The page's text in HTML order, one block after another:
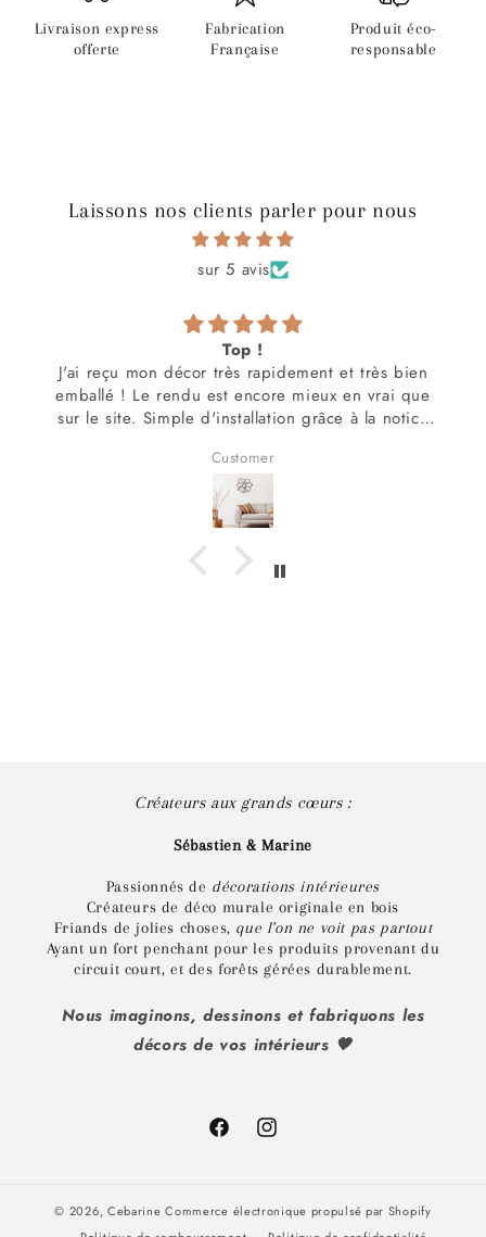
Livraison express
offerte
Fabrication
Française
Produit éco-
responsable
Laissons nos clients parler pour nous
sur 5 avis
Top !
J'ai reçu mon décor très rapidement et très bien
emballé ! Le rendu est encore mieux en vrai que
sur le site. Simple d'installation grâce à la notice
Rien à redire
Customer
Créateurs aux grands cœurs :
Sébastien & Marine
Passionnés de décorations intérieures
Créateurs de déco murale originale en bois
Friands de jolies choses, que l'on ne voit pas partout
Ayant un fort penchant pour les produits provenant du
circuit court, et des forêts gérées durablement.
Nous imaginons, dessinons et fabriquons les
décors de vos intérieurs 🤎
FacebookInstagram
© 2026, Cebarine Commerce électronique propulsé par Shopify